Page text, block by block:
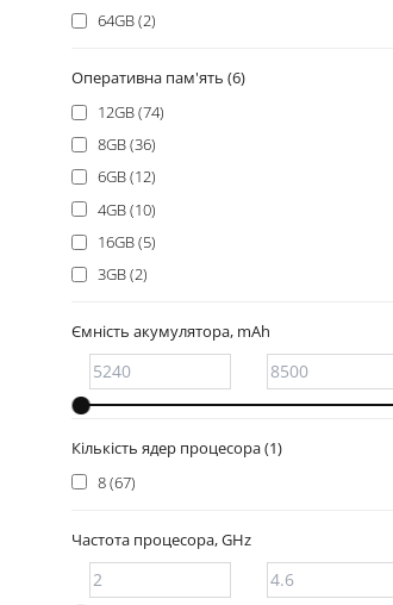
Huawei (+2)
64GB (2)
Оперативна пам'ять (6)
12GB (74)
8GB (36)
6GB (12)
4GB (10)
16GB (5)
3GB (2)
Ємність акумулятора, mAh
Кількість ядер процесора (1)
8 (67)
Частота процесора, GHz